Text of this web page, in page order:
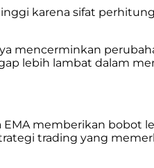
karena sifat
mencerminkan
lebih lambat dalam
memberikan bobot
trading yang